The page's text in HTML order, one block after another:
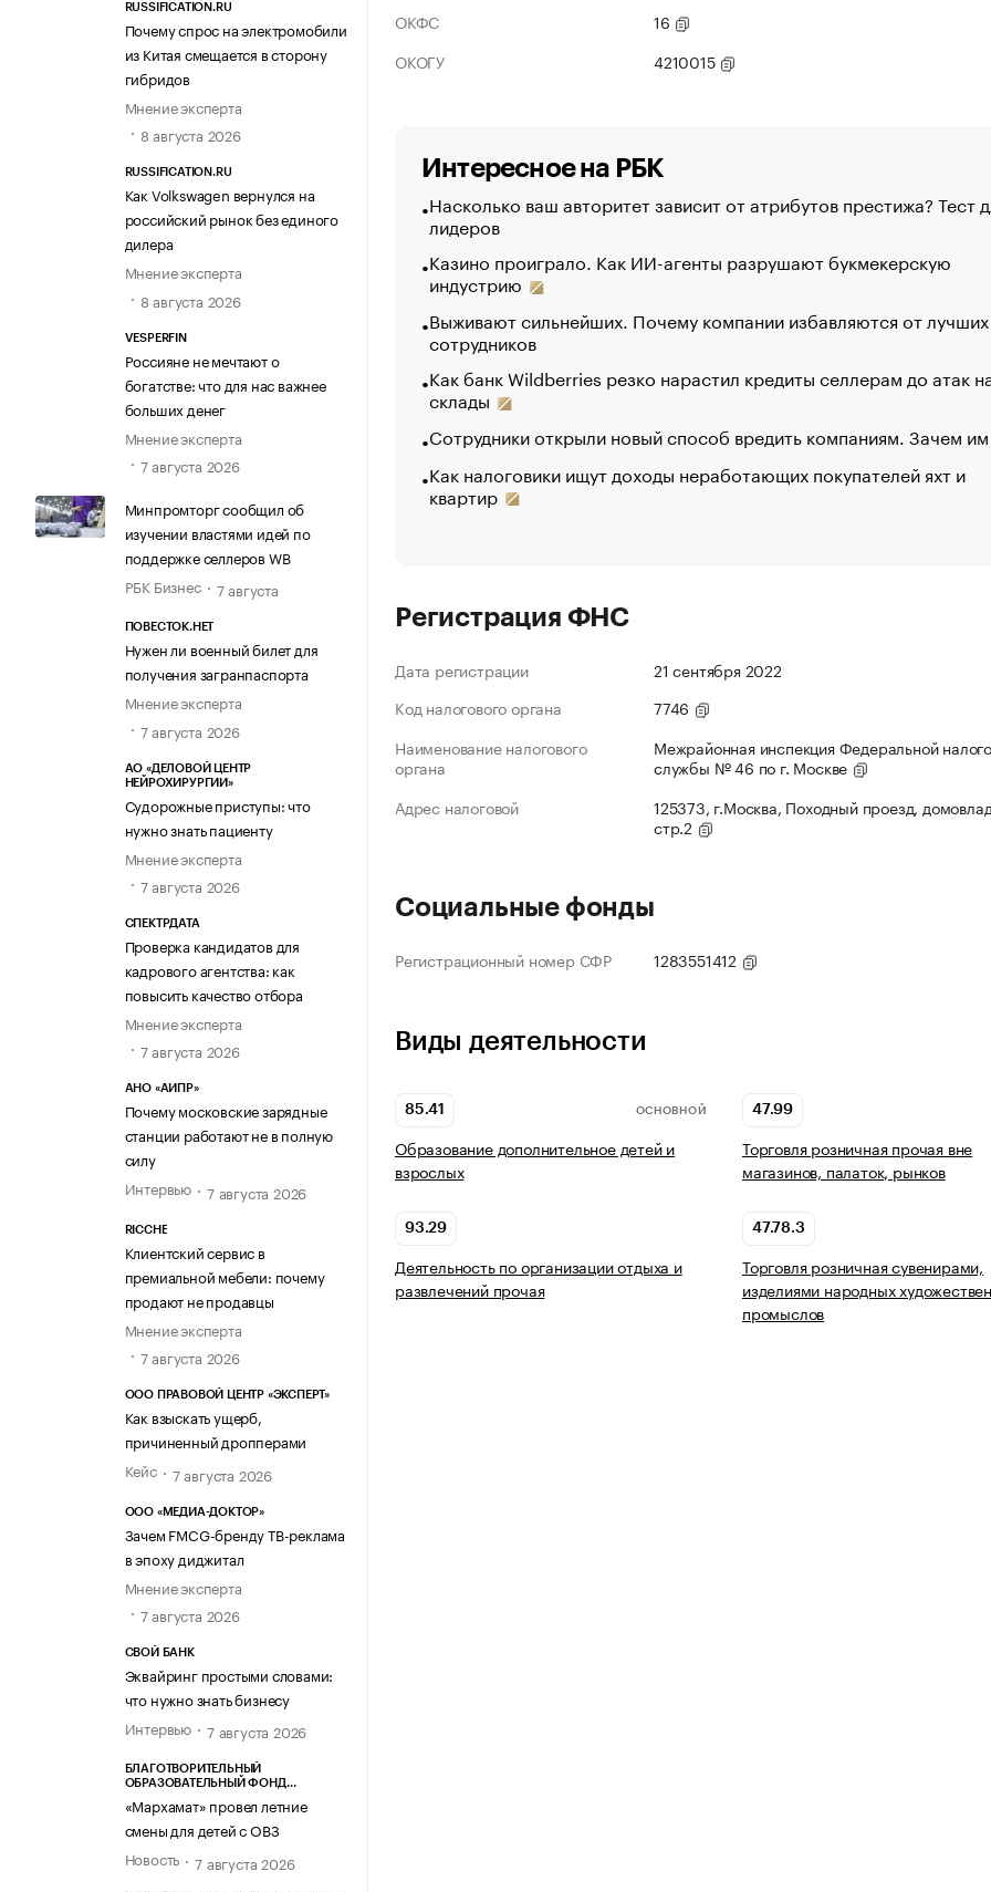
RUSSIFICATION.RU
Почему спрос на электромобили
из Китая смещается в сторону
гибридов
Мнение эксперта
8 августа 2026
RUSSIFICATION.RU
Как Volkswagen вернулся на
российский рынок без единого
дилера
Мнение эксперта
8 августа 2026
VESPERFIN
Россияне не мечтают о
богатстве: что для нас важнее
больших денег
Мнение эксперта
7 августа 2026
Минпромторг сообщил об
изучении властями идей по
поддержке селлеров WB
РБК Бизнес
7 августа
ПОВЕСТОК.НЕТ
Нужен ли военный билет для
получения загранпаспорта
Мнение эксперта
7 августа 2026
АО «ДЕЛОВОЙ ЦЕНТР
НЕЙРОХИРУРГИИ»
Судорожные приступы: что
нужно знать пациенту
Мнение эксперта
7 августа 2026
СПЕКТРДАТА
Проверка кандидатов для
кадрового агентства: как
повысить качество отбора
Мнение эксперта
7 августа 2026
АНО «АИПР»
Почему московские зарядные
станции работают не в полную
силу
Интервью
7 августа 2026
RICCHE
Клиентский сервис в
премиальной мебели: почему
продают не продавцы
Мнение эксперта
7 августа 2026
ООО ПРАВОВОЙ ЦЕНТР «ЭКСПЕРТ»
Как взыскать ущерб,
причиненный дропперами
Кейс
7 августа 2026
ООО «МЕДИА-ДОКТОР»
Зачем FMCG-бренду ТВ-реклама
в эпоху диджитал
Мнение эксперта
7 августа 2026
СВОЙ БАНК
Эквайринг простыми словами:
что нужно знать бизнесу
Интервью
7 августа 2026
БЛАГОТВОРИТЕЛЬНЫЙ
ОБРАЗОВАТЕЛЬНЫЙ ФОНД
«Мархамат» провел летние
смены для детей с ОВЗ
Новость
7 августа 2026
ОКФС
16
ОКОГУ
4210015
Интересное на РБК
Насколько ваш авторитет зависит от атрибутов престижа? Тест
лидеров
Казино проиграло. Как ИИ-агенты разрушают букмекерскую
индустрию
Выживают сильнейших. Почему компании избавляются от лучших
сотрудников
Как банк Wildberries резко нарастил кредиты селлерам до атак
склады
Сотрудники открыли новый способ вредить компаниям. Зачем
Как налоговики ищут доходы неработающих покупателей яхт и
квартир
Регистрация ФНС
Дата регистрации
21 сентября 2022
Код налогового органа
7746
Наименование налогового
органа
Межрайонная инспекция Федеральной
службы № 46 по г. Москве
Адрес налоговой
125373, г.Москва, Походный проезд,
стр.2
Социальные фонды
Регистрационный номер СФР 1283551412
Виды деятельности
85.41 ОСНОВНОЙ
Образование дополнительное детей и
взрослых
47.99
Торговля розничная прочая вне
магазинов, палаток, рынков
93.29
Деятельность по организации отдыха и
развлечений прочая
47.78.3
Торговля розничная сувенирами,
изделиями народных
промыслов